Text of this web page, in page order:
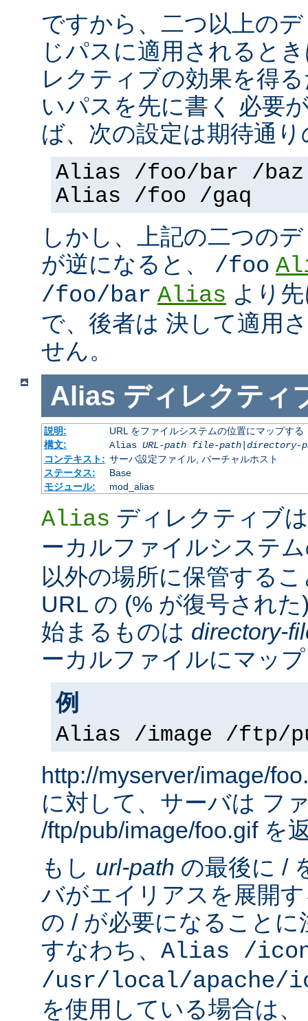
ですから、二つ以上の
じパスに適用されると
レクティブの効果を得
いパスを先に書く 必要
ば、次の設定は期待通
Alias /foo/bar /baz
Alias /foo /gaq
しかし、上記の二つの
が逆になると、 /foo
/foo/bar Alias より
で、後者は 決して適用
せん。
Alias ディレクティ
説明:
URL をファイルシステムの位置にマップする
構文:
Alias URL-path file-path| directory-
コンテキスト: サーバ設定ファイル, バーチャルホスト
ステータス:
Base
モジュール:
mod_alias
Alias ディレクティブ
ーカルファイルシステ
以外の場所に保管する
URL の (% が復号され
始まるものは directory-
ーカルファイルにマッ
例
Alias /image /ftp/
http://myserver/image/
に対して、サーバは フ
/ftp/pub/image/foo.gif を
もし url-path の最後に /
バがエイリアスを展開
の / が必要になること
すなわち、 Alias /
/usr/local/apache/
を使用している場合は、